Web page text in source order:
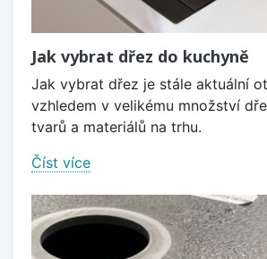
Jak vybrat dřez do kuchyně
Jak vybrat dřez je stále aktuální
vzhledem v velikému množství
tvarů a materiálů na trhu.
Číst více